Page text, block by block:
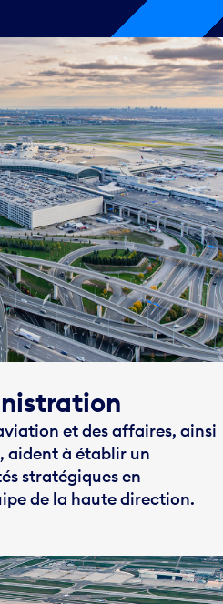
et des affaires, ainsi
aident à établir un
stratégiques en
de la haute direction.